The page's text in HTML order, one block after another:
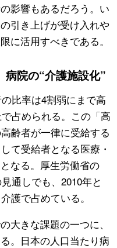
影響もあるだろう。い
引き上げが受け入れや
に活用すべきである。
病院の“介護施設化”
比率は4割弱にまで高
占められる。この「高
齢者が一律に受給する
て受給者となる医療・
なる。厚生労働省の
通しでも、2010年と
護で占めている。
大きな課題の一つに、
。日本の人口当たり病